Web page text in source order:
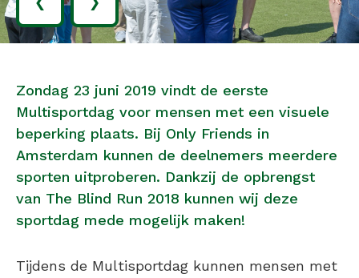
Zondag 23 juni 2019 vindt de eerste
Multisportdag voor mensen met een visuele
beperking plaats. Bij Only Friends in
Amsterdam kunnen de deelnemers meerdere
sporten uitproberen. Dankzij de opbrengst
van The Blind Run 2018 kunnen wij deze
sportdag mede mogelijk maken!
Tijdens de Multisportdag kunnen mensen met